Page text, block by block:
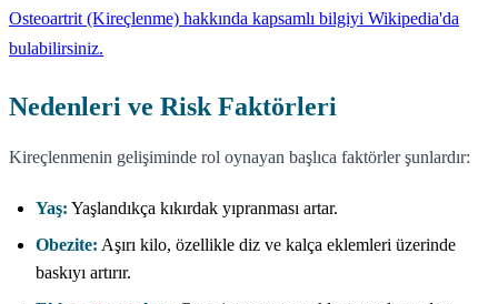
Osteoartrit (Kireçlenme) hakkında kapsamlı bilgiyi Wikipedia'da
bulabilirsiniz.
Nedenleri ve Risk Faktörleri
Kireçlenmenin gelişiminde rol oynayan başlıca faktörler şunlardır:
Yaş: Yaşlandıkça kıkırdak yıpranması artar.
Obezite: Aşırı kilo, özellikle diz ve kalça eklemleri üzerinde
baskıyı artırır.